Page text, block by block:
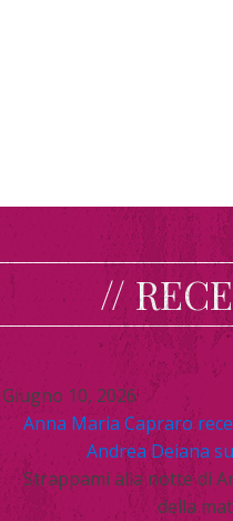
//
Giugno 10, 2026
Anna Maria Capraro
Andrea Deiana
Strappami alla notte di
della